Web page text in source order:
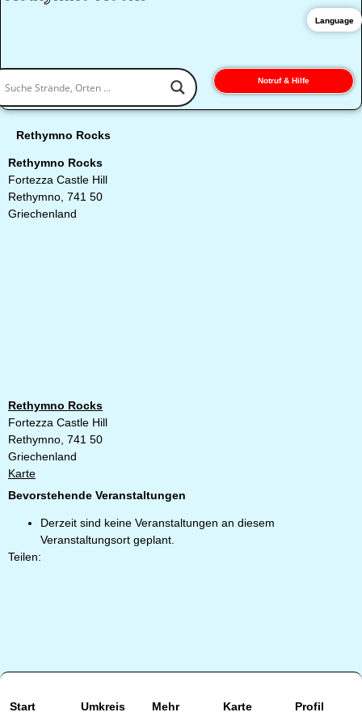
Notruf & Hilfe
Rethymno Rocks
Rethymno Rocks
Fortezza Castle Hill
Rethymno, 741 50
Griechenland
Rethymno Rocks
Fortezza Castle Hill
Rethymno 741 50
Griechenland
Karte
Bevorstehende Veranstaltungen
Derzeit sind keine Veranstaltungen an diesem
Veranstaltungsort geplant.
Teilen:
Start Umkreis Mehr Karte Profil
Language